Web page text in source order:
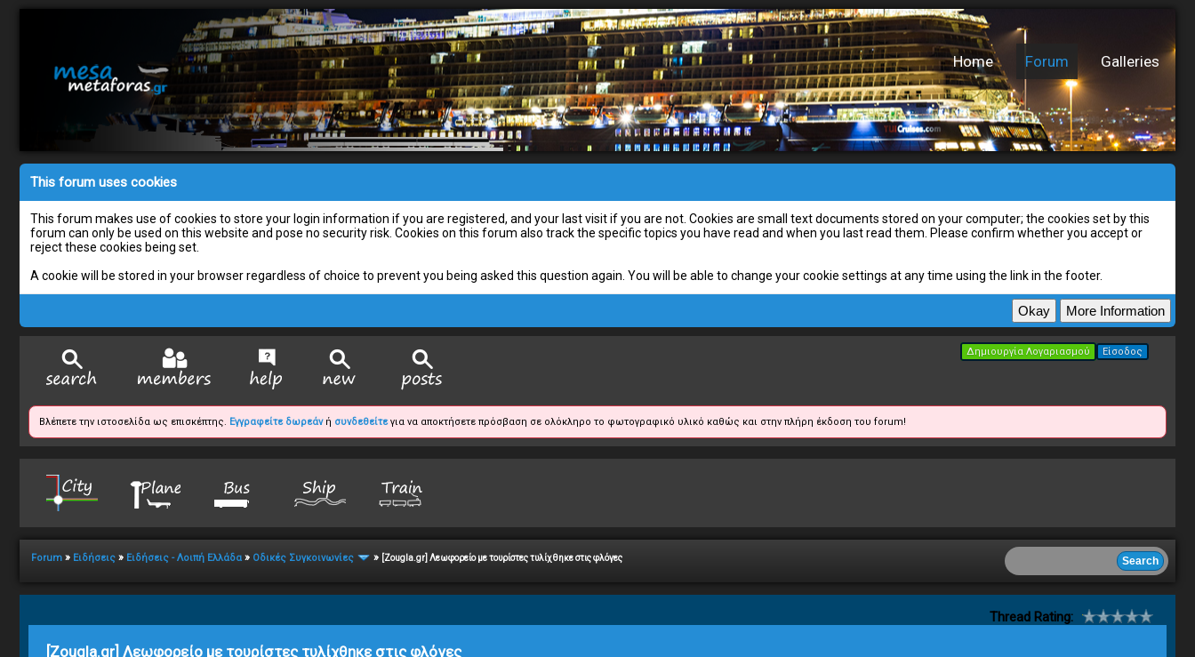
Home Forum Galleries
This forum uses cookies
This forum makes use of cookies to store your login information if you are registered, and your last visit if you are not. Cookies are small text documents stored on your computer; the cookies set by this
forum can only be used on this website and pose no security risk. Cookies on this forum also track the specific topics you have read and when you last read them. Please confirm whether you accept or
reject these cookies being set.
A cookie will be stored in your browser regardless of choice to prevent you being asked this question again. You will be able to change your cookie settings at any time using the link in the footer.
Δημιουργία Λογαριασμού Είσοδος
Βλέπετε την ιστοσελίδα ως επισκέπτης. Εγγραφείτε δωρεάνή συνδεθείτεγια να αποκτήσετε πρόσβαση σε ολόκληρο το φωτογραφικό υλικό καθώς και στην πλήρη έκδοση του forum!
Forum » Ειδήσεις » Ειδήσεις - Λοιπή Ελλάδα » Οδικές Συγκοινωνίες » [Zougla.gr] Λεωφορείο με τουρίστες τυλίχθηκε στις φλόγες
Thread Rating:
[Zougla.gr] Λεωφορείο με τουρίστες τυλίχθηκε στις φλόγες